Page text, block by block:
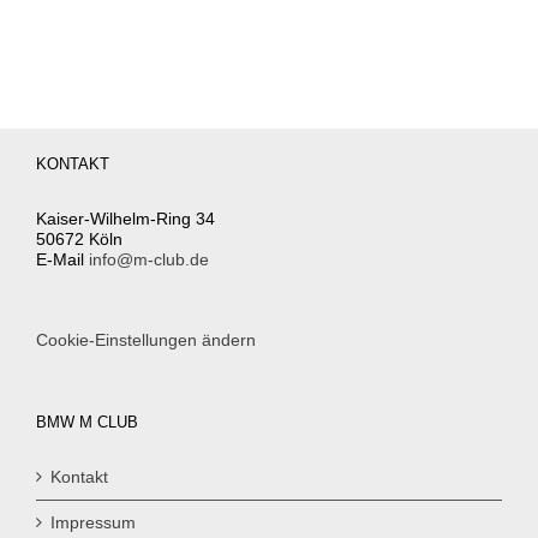
KONTAKT
Kaiser-Wilhelm-Ring 34
50672 Köln
E-Mail info@m-club.de
Cookie-Einstellungen ändern
BMW M CLUB
Kontakt
Impressum